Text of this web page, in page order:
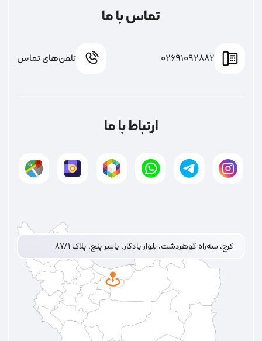
تماس با ما
02691092882 تلفن‌های تماس
ارتباط با ما
کرج، سه‌راه گوهردشت، بلوار یادگار، یاسر پنج، پلاک ۸۷/۱